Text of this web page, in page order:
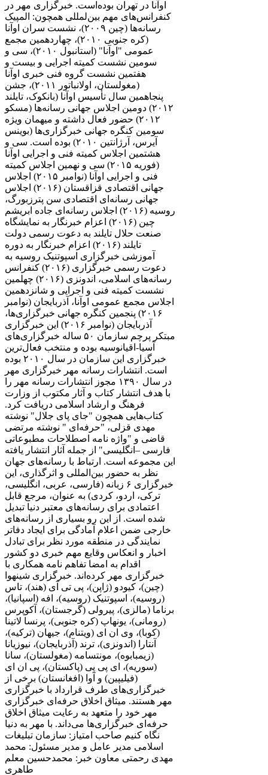
اوآنا در تهران بوده‌است. خبرگزاری مهر در
کنفرانس‌های مهم بین‌لمللی همچون: المپیک
رسانه‌ها (چین ۲۰۰۹)، نشست سران اوآنا
(کره جنوبی ۲۰۱۰)، چهاردهمین مجمع
عمومی "اوآنا" (استانبول ۲۰۱۰)، سی و
سومین نشست کمیته اجرایی و بیست و
هفتمین نشست گروه فنی خبری اوآنا
(مغولستان، اولانباتور ۲۰۱۱)، جشن
پنجاهمین سال تأسیس اوآنا (بانکوک، تایلند
۲۰۱۲) دومین اجلاس جهانی رسانه‌ها (مسکو
۲۰۱۲) حضور فعال داشته و میهمان ویژه
سومین کنگره جهانی خبرگزاری‌ها (بوینس
آیرس، آرژانتین ۲۰۱۰) بوده است. سی و
هشتمین اجلاس کمیته فنی و اجرایی اوآنا
(فوریه ۲۰۱۵) سی و نهمین اجلاس کمیته
فنی و اجرایی اوآنا (نوامبر ۲۰۱۵) اجلاس
جهانی اقتصادی قزاقستان (۲۰۱۶) اجلاس
جهانی رسانه‌ای اقتصادی سن پترزبورگ،
روسیه (۲۰۱۶) اجلاس رسانه‌ای جاده ابریشم
چین (۲۰۱۶) اعزام خبرنگار به نمایشگاه
صنعت حلال تایلند به دعوت رسمی دولت
تایلند (۲۰۱۶) اعزام خبرنگار به دوره
آموزشی خبرگزاری اسپوتنیک روسیه به
دعوت رسمی خبرگزاری (۲۰۱۶) کنفرانس
رسانه‌های اسلامی، اندونزی (۲۰۱۶) چهلمین
نشست کمیته فنی و اجرایی و شانزدهمین
اجلاس مجمع عمومی اوآنا، آذربایجان (نوامبر
۲۰۱۶) پنجمین کنگره جهانی خبرگزاری‌ها،
آذربایجان (نوامبر ۲۰۱۶) این خبرگزاری
مبتکر پرچم سازمان ۵۰ ساله خبرگزاری‌های
آسیا-اقیانوسیه بوده و منتخب فعال‌ترین
خبرگزاری این سازمان در سال ۲۰۱۰ بوده
است. انتشارات رسانه مهر خبرگزاری مهر
در سال ۱۳۹۰ مجوز انتشارات رسانه مهر را
با هدف انتشار کتاب و آثار مکتوب از وزارت
فرهنگ و ارشاد اسلامی دریافت کرد.
کتاب‌هایی همچون "جای پای جلال" نوشته
مهدی قزلی، "حرفه‌ای " نوشته مرتضی
قاضی و "واژه نامه اصطلاحات مطبوعاتی
فارسی –انگلیسی" از جمله آثار انتشار یافته
این مجموعه است. ارتباط با رسانه‌های جهان
نظر به حضور بین‌المللی و اثرگذاری، این
خبرگزاری ۶ زبانه (فارسی، عربی، انگلیسی،
ترکی، اردو، کردی) به عنوان، مرجع قابل
اعتمادی برای رسانه‌های معتبر دنیا تبدیل
شده است. از این رو بسیاری از رسانه‌های
خارجی ضمن اعلام آمادگی برای ایجاد دفاتر
نمایندگی در منطقه مورد نظر برای تبادل
اخبار و انعکاس وقایع مهم خبری دو کشور
اقدام به امضا تفاهم نامه همکاری با
خبرگزاری مهر کرده‌اند. خبرگزاری شینهوا
(چین)، کیودو (ژاپن)، پی تی آی (هند)، تاس
(روسیه)، اسپوتنیک (روسیه)، افه (اسپانیا)،
برناما (مالزی)، پیرولی (گرجستان)، آکوپرس
(رومانی)، یونهاپ (کره جنوبی)، پرنسا لاتینا
(کوبا)، وی ان ای (ویتنام)، جیهان (ترکیه)،
آنتارا (اندونزی)، ترند (آذربایجان)، نیوزیانا
(زیمبابوه)، مونتسامه (مغولستان)، سانا
(سوریه)، ای پی پی (پاکستان)، پی ان ای
(فیلیپین) و آوا (افغانستان) برخی از
خبرگزاری‌های طرف قرارداد با خبرگزاری
مهر هستند. میثاق اخلاق حرفه‌ای خبرگزاری
مهر خود را متعهد به رعایت میثاق اخلاق
حرفه‌ای خبرگزاری‌ها می‌داند. با مهر به دنیا
نگاه کنیم صاحب امتیاز: سازمان تبلیغات
اسلامی مدیر عامل و مدیر مسئول: محمد
مهدی رحمتی معاون خبر: محمدحسین معلم
طاهری